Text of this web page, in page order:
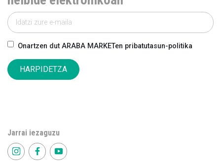
Onartzen dut ARABA MARKETen pribatutasun-politika
HARPIDETZA
Jarrai iezaguzu